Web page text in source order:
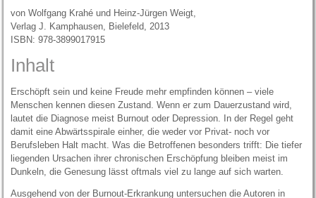
von Wolfgang Krahé und Heinz-Jürgen Weigt,
Verlag J. Kamphausen, Bielefeld, 2013
ISBN: 978-3899017915
Inhalt
Erschöpft sein und keine Freude mehr empfinden können – viele
Menschen kennen diesen Zustand. Wenn er zum Dauerzustand wird,
lautet die Diagnose meist Burnout oder Depression. In der Regel geht
damit eine Abwärtsspirale einher, die weder vor Privat- noch vor
Berufsleben Halt macht. Was die Betroffenen besonders trifft: Die tiefer
liegenden Ursachen ihrer chronischen Erschöpfung bleiben meist im
Dunkeln, die Genesung lässt oftmals viel zu lange auf sich warten.
Ausgehend von der Burnout-Erkrankung untersuchen die Autoren in